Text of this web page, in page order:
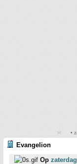
•
Evangelion
Op